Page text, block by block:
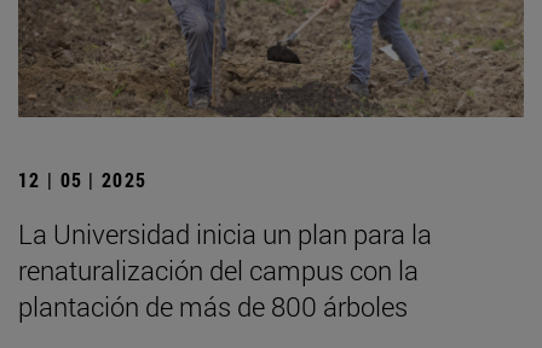
12 | 05 | 2025
La Universidad inicia un plan para la
renaturalización del campus con la
plantación de más de 800 árboles